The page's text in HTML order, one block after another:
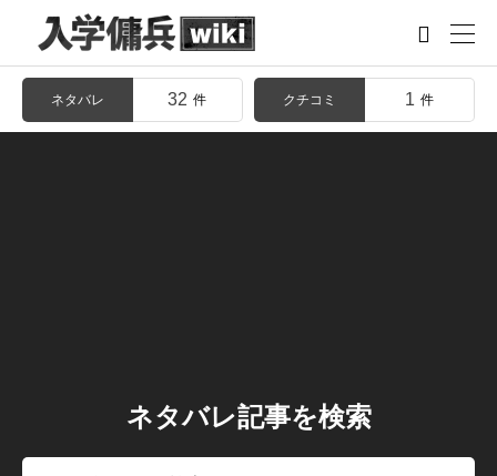

ネタバレ 32 件 クチコミ 1 件
ネタバレ記事を検索